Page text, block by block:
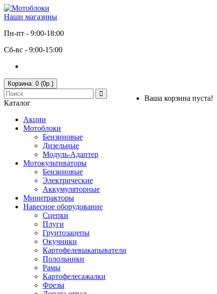
Наши магазины
Пн-пт - 9:00-18:00
Сб-вс - 9:00-15:00
Корзина: 0 (0р.)
Ваша корзина пуста!
Каталог
Акции
Мотоблоки
Бензиновые
Дизельные
Модуль-Адаптер
Мотокультиваторы
Бензиновые
Электрические
Аккумуляторные
Минитракторы
Навесное оборудование
Сцепки
Плуги
Грунтозацепы
Окучники
Картофелевыкапыватели
Полольники
Рамы
Картофелесажалки
Фрезы